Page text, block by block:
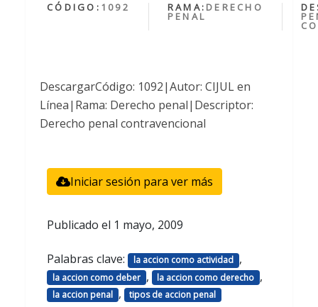
CÓDIGO: 1092 RAMA: DERECHO
PENAL
DescargarCódigo: 1092|Autor: CIJUL en
Línea|Rama: Derecho penal|Descriptor:
Derecho penal contravencional
Iniciar sesión para ver más
Publicado el 1 mayo, 2009
Palabras clave: la accion como actividad ,
la accion como deber , la accion como derecho ,
la accion penal , tipos de accion penal